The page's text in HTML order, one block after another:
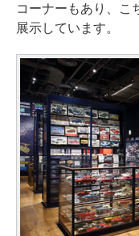
コーナーもあり、こ
展示しています。